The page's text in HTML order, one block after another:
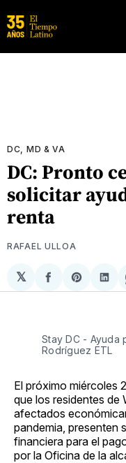
DC, MD & VA
DC: Pronto
solicitar
renta
RAFAEL ULLOA
𝕏
Compartir
en
Share
on
en
Stay DC - Ayuda
Rodríguez ETL
El próximo miércoles
que los residentes de
afectados
pandemia, presenten
financiera para el
por la Oficina de la